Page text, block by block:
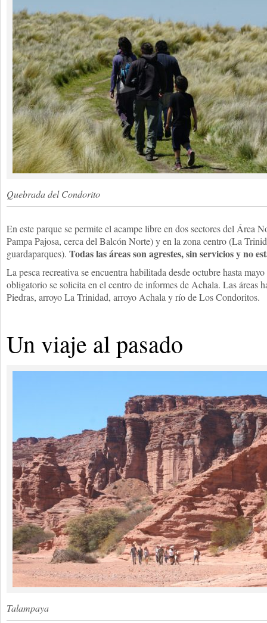
Quebrada del Condorito
En este parque se permite el acampe libre en dos sectores del Área
Pampa Pajosa, cerca del Balcón Norte) y en la zona centro (La
guardaparques). Todas las áreas son agrestes, sin servicios y no
La pesca recreativa se encuentra habilitada desde octubre hasta
obligatorio se solicita en el centro de informes de Achala. Las áreas
Piedras, arroyo La Trinidad, arroyo Achala y río de Los Condoritos.
Un viaje al pasado
Talampaya